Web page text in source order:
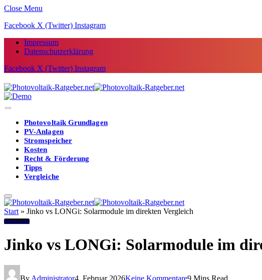
Close Menu
Facebook X (Twitter) Instagram
Impressum
Datenschutzerklärung
Facebook X (Twitter) Instagram
Photovoltaik Grundlagen
PV-Anlagen
Stromspeicher
Kosten
Recht & Förderung
Tipps
Vergleiche
Start » Jinko vs LONGi: Solarmodule im direkten Vergleich
Vergleiche
Jinko vs LONGi: Solarmodule im
By Administrator4. Februar 2026Keine Kommentare9 Mins Read